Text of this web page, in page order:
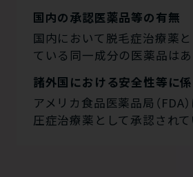
国内の承認医薬品等の有無
国内において脱毛症治療薬
ている同一成分の医薬品はあ
諸外国における安全性等に
アメリカ食品医薬品局（FDA
圧症治療薬として承認されて